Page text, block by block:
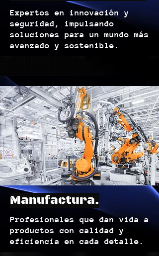
Expertos en innovación y
seguridad, impulsando
soluciones para un mundo más
avanzado y sostenible.
Manufactura.
Profesionales que dan vida a
productos con calidad y
eficiencia en cada detalle.